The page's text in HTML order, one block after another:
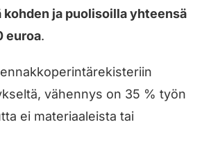
kohden ja puolisoilla yhteensä
euroa.
vähennys on 35 % työn
ei materiaaleista tai